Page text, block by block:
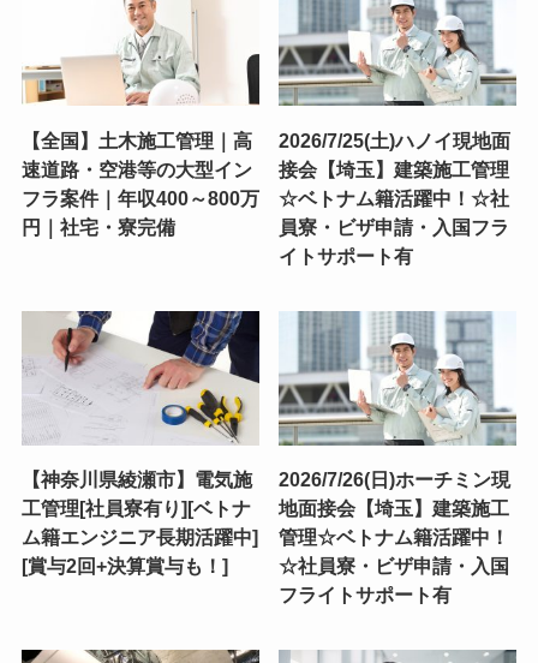
【全国】土木施工管理｜高
速道路・空港等の大型イン
フラ案件｜年収400～800万
円｜社宅・寮完備
2026/7/25(土)ハノイ現地面
接会【埼玉】建築施工管理
☆ベトナム籍活躍中！☆社
員寮・ビザ申請・入国フラ
イトサポート有
【神奈川県綾瀬市】電気施
工管理[社員寮有り][ベトナ
ム籍エンジニア長期活躍中]
[賞与2回+決算賞与も！]
2026/7/26(日)ホーチミン現
地面接会【埼玉】建築施工
管理☆ベトナム籍活躍中！
☆社員寮・ビザ申請・入国
フライトサポート有